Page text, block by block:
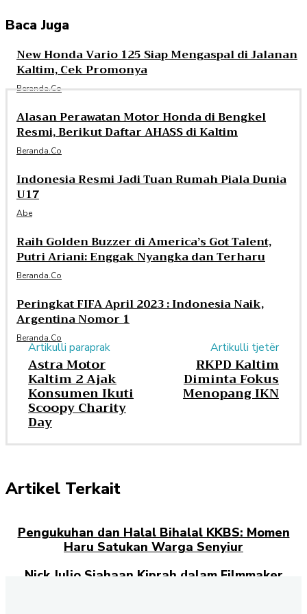
Baca Juga
New Honda Vario 125 Siap Mengaspal di Jalanan
Kaltim, Cek Promonya
Beranda.co
Alasan Perawatan Motor Honda di Bengkel
Resmi, Berikut Daftar AHASS di Kaltim
Beranda.co
Indonesia Resmi Jadi Tuan Rumah Piala Dunia
U17
Abe
Raih Golden Buzzer di America’s Got Talent,
Putri Ariani: Enggak Nyangka dan Terharu
Beranda.co
Peringkat FIFA April 2023 : Indonesia Naik,
Argentina Nomor 1
Beranda.co
Artikulli paraprak
Astra Motor
Kaltim 2 Ajak
Konsumen Ikuti
Scoopy Charity
Day
Artikulli tjetër
RKPD Kaltim
Diminta Fokus
Menopang IKN
Artikel Terkait
Pengukuhan dan Halal Bihalal KKBS: Momen
Haru Satukan Warga Senyiur
Nick Julio Siahaan Kiprah dalam Filmmaker